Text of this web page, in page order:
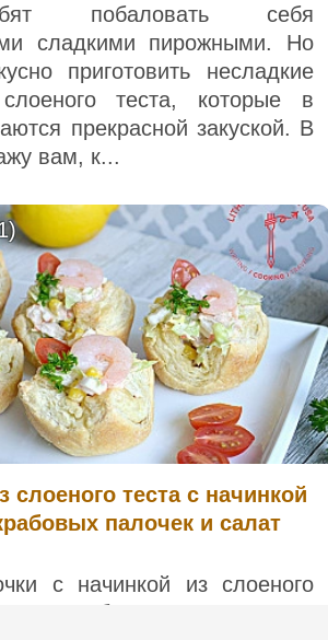
побаловать себя
сладкими пирожными. Но
приготовить несладкие
теста, которые в
прекрасной закуской. В
вам, к...
слоеного теста с начинкой
палочек и салат
с начинкой из слоеного
крабовыми палочками и